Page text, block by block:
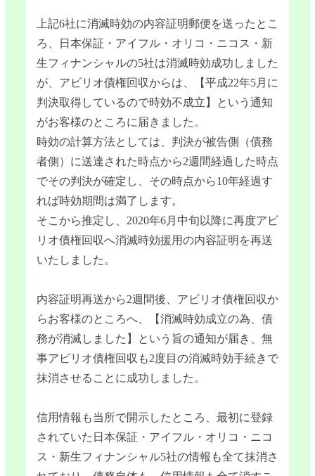
上記6社に消滅時効の内容証明郵便を送ったとこ
ろ、日本保証・アイフル・オリコ・ニコス・新
生フィナンシャルの5社は消滅時効成功しました
が、アビリオ債権回収からは、【平成22年5月に
判決取得しているので時効不成立】という通知
がお客様のところに届きました。
時効の計算方法としては、判決が被告側（債務
者側）に送達された時点から2週間経過した時点
でその判決が確定し、その時点から10年経過す
れば時効期間は満了します。
そこから推定し、2020年6月中旬以降に再度アビ
リオ債権回収へ消滅時効援用の内容証明を再送
いたしました。
内容証明再送から2週間後、アビリオ債権回収か
らお客様のところへ、【消滅時効成立の為、債
務が消滅しました】という旨の通知が届き、無
事アビリオ債権回収も2度目の消滅時効手続きで
抹消させることに成功しました。
信用情報も当所で開示したところ、最初に登録
されていた日本保証・アイフル・オリコ・ニコ
ス・新生フィナンシャル5社の情報も全て抹消さ